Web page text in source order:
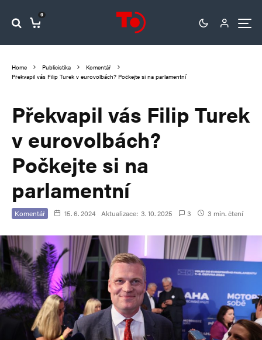
0
Home Publicistika
Komentář
Překvapil vás Filip Turek v eurovolbách? Počkejte si na parlamentní
Překvapil vás Filip Turek
v eurovolbách?
Počkejte si na
parlamentní
Komentář 15. 6. 2024 Aktualizace: 3. 10. 2025 3 3 min. čtení